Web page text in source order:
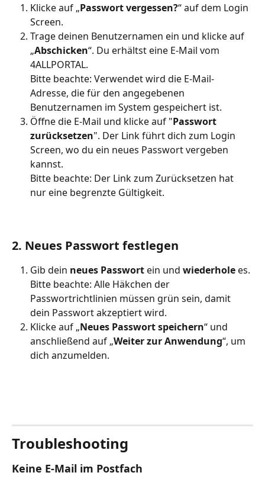
Klicke auf „Passwort vergessen?“ auf dem Login
Screen.
Trage deinen Benutzernamen ein und klicke auf
„Abschicken“. Du erhältst eine E-Mail vom
4ALLPORTAL.
Bitte beachte: Verwendet wird die E-Mail-
Adresse, die für den angegebenen
Benutzernamen im System gespeichert ist.
Öffne die E-Mail und klicke auf "Passwort
zurücksetzen". Der Link führt dich zum Login
Screen, wo du ein neues Passwort vergeben
kannst.
Bitte beachte: Der Link zum Zurücksetzen hat
nur eine begrenzte Gültigkeit.
2. Neues Passwort festlegen
Gib dein neues Passwort ein und wiederhole es.
Bitte beachte: Alle Häkchen der
Passwortrichtlinien müssen grün sein, damit
dein Passwort akzeptiert wird.
Klicke auf „Neues Passwort speichern“ und
anschließend auf „Weiter zur Anwendung“, um
dich anzumelden.
Troubleshooting
Keine E-Mail im Postfach